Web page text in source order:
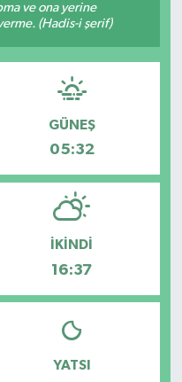
ve ona yerine
(Hadis-i şerif)
GÜNEŞ
05:32
İKINDI
16:37
YATSI